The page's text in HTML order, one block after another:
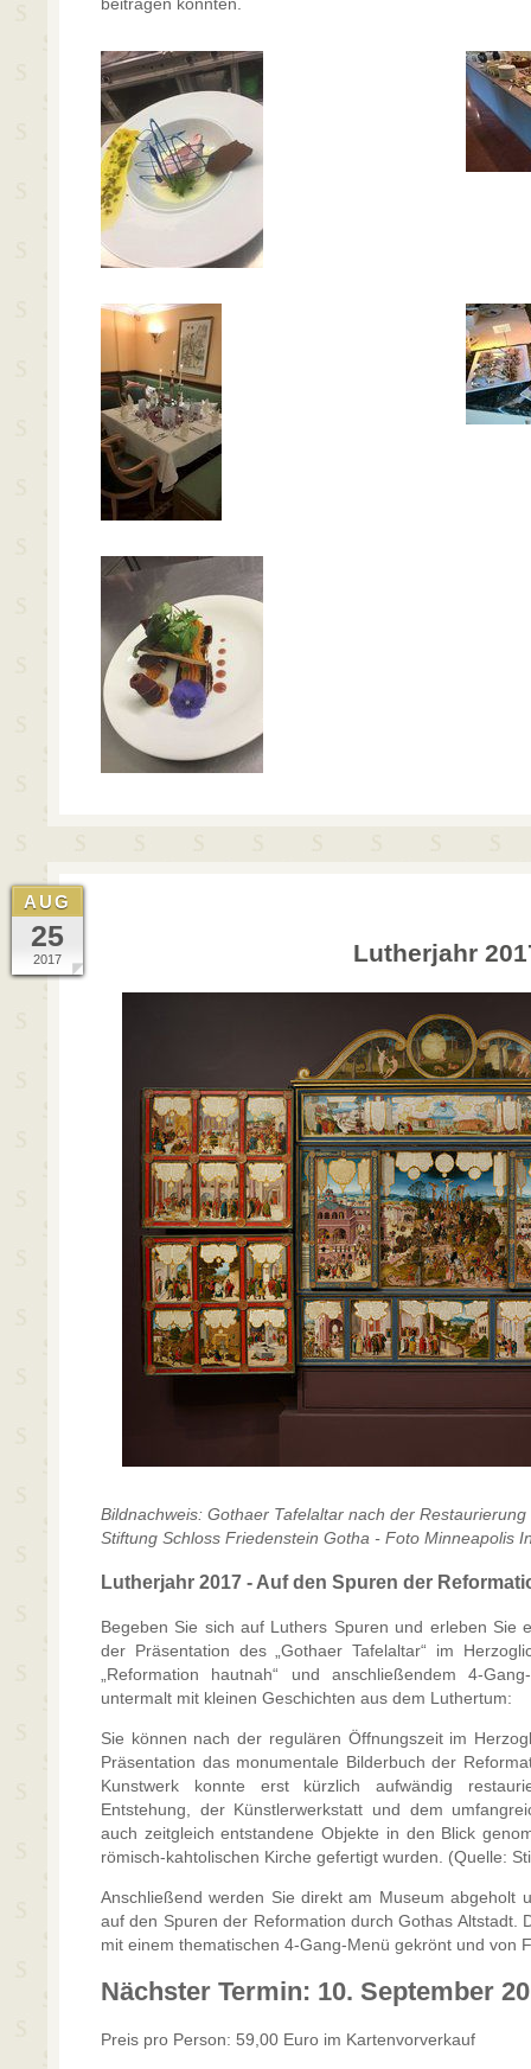
2017
25
AUG
Lutherjahr
Bildnachweis: Gothaer Tafelaltar nach der Restaurierung
Stiftung Schloss Friedenstein Gotha - Foto Minneapolis
Lutherjahr 2017 - Auf den Spuren der
Begeben Sie sich auf Luthers Spuren und erleben Sie
der Präsentation des „Gothaer Tafelaltar“ im
„Reformation hautnah“ und anschließendem 4-
untermalt mit kleinen Geschichten aus dem Luthertum:
Sie können nach der regulären Öffnungszeit im
Präsentation das monumentale Bilderbuch der
Kunstwerk konnte erst kürzlich aufwändig
Entstehung, der Künstlerwerkstatt und dem
auch zeitgleich entstandene Objekte in den Blick
römisch-kahtolischen Kirche gefertigt wurden. (Quelle:
Anschließend werden Sie direkt am Museum abgeholt
auf den Spuren der Reformation durch Gothas Altstadt.
mit einem thematischen 4-Gang-Menü gekrönt und von
Nächster Termin: 10. September
Preis pro Person: 59,00 Euro im Kartenvorverkauf